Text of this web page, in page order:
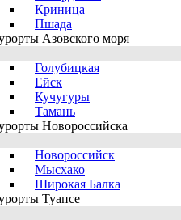
Криница
Пшада
Азовского моря
Голубицкая
Ейск
Кучугуры
Тамань
Новороссийска
Новороссийск
Мысхако
Широкая Балка
Туапсе